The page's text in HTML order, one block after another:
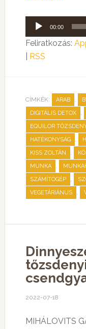
Audió
lejátszó
00:00
Feliratkozás:
RSS
CÍMKÉK: ARAB ,
DIGITÁLIS DETOX ,
EQUILOR
HATÉKONYSÁG ,
KISS ZOLTÁN ,
MUNKA ,
SZÁMÍTÓGÉP ,
VEGETÁRIÁNUS ,
2022-07-18
MIHÁLOVITS